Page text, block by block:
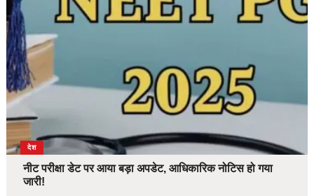
देश
नीट परीक्षा डेट पर आया बड़ा अपडेट, आधिकारिक नोटिस हो गया
जारी!